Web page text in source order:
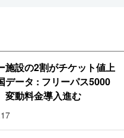
施設の2割がチケット値上
ータ : フリーパス5000
変動料金導入進む